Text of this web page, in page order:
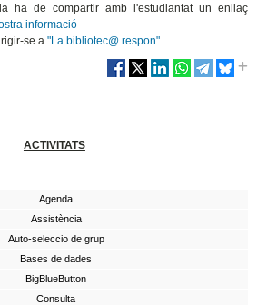
ha de compartir amb l'estudiantat un enllaç
informació
se a"La bibliotec@ respon".
ACTIVITATS
Agenda
Assistència
Auto-seleccio de grup
Bases de dades
BigBlueButton
Consulta